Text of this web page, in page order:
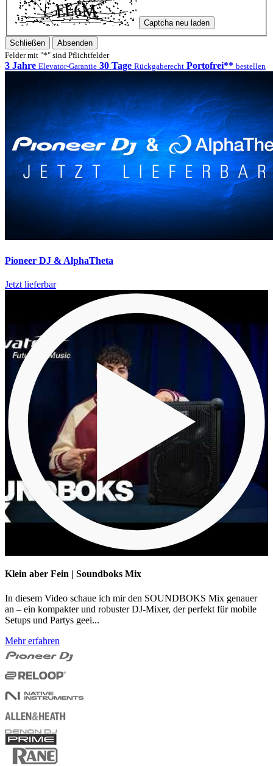
Captcha neu laden
Schließen
Absenden
Felder mit "*" sind Pflichtfelder
3 Jahre Elevator-Garantie 30 Tage Rückgaberecht Portofrei** bestellen
Pioneer DJ & AlphaTheta
Jetzt lieferbar
Klein aber Fein | Soundboks Mix
In diesem Video schaue ich mir den SOUNDBOKS Mix genauer
an – ein kompakter und robuster DJ-Mixer, der perfekt für mobile
Setups und Partys geei...
Mehr erfahren